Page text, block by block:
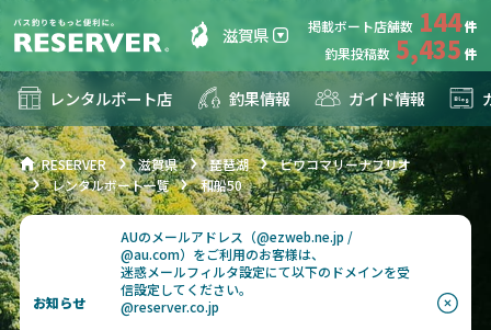
滋賀県 掲載ボート店舗数 144
釣果投稿数 5,435
レンタルボート店 釣果情報 ガイド情報
RESERVER 滋賀県 琵琶湖
ビワコマリーナフリオ
レンタルボート一覧
和船50
お知らせ
AUのメールアドレス（@ezweb.ne.jp /
@au.com）をご利用のお客様は、
迷惑メールフィルタ設定にて以下のドメインを受
信設定してください。
@reserver.co.jp